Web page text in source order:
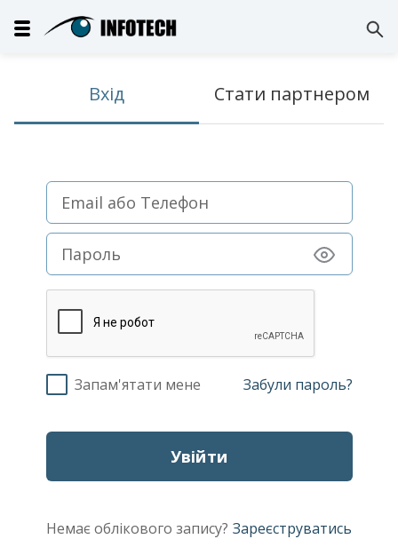
Вхід Стати партнером
Запам'ятати мене Забули пароль?
Увійти
Немає облікового запису? Зареєструватись